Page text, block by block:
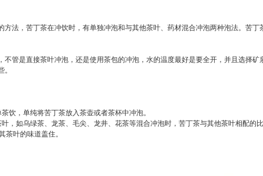
方法，苦丁茶在冲饮时，有单独冲泡和与其他茶叶、药材混合冲泡两种泡法。苦丁
不管是直接茶叶冲泡，还是使用茶包的冲泡，水的温度最好是要全开，并且选择矿
饮，单纯将苦丁茶放入茶壶或者茶杯中冲泡。
，如乌绿茶、龙茶、毛尖、龙井、花茶等混合冲泡时，苦丁茶与其他茶叶相配的
茶叶的味道盖住。